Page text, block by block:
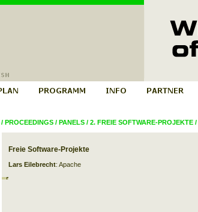
/ PROCEEDINGS / PANELS / 2. FREIE SOFTWARE-PROJEKTE /
Freie Software-Projekte
Lars Eilebrecht: Apache